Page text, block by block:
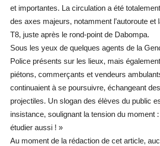
et importantes. La circulation a été
des axes majeurs, notamment l’autoroute et
T8, juste après le rond-point de Dabompa.
Sous les yeux de quelques agents de la
Police présents sur les lieux, mais
piétons, commerçants et vendeurs
continuaient à se poursuivre, échangeant
projectiles. Un slogan des élèves du public
insistance, soulignant la tension du moment
étudier aussi ! »
Au moment de la rédaction de cet article,